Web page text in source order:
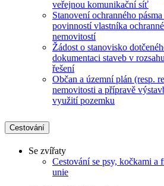
veřejnou komunikační síť
Stanovení ochranného
povinností vlastníka
nemovitostí
Žádost o stanovisko
dokumentaci staveb v
řešení
Občan a územní plán (resp.
nemovitosti a přípravě
využití pozemku
Cestování
Se zvířaty
Cestování se psy, kočkami a
unie